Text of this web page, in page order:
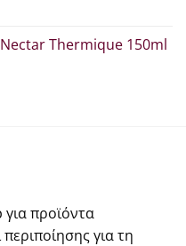
Thermique 150ml
προϊόντα
για τη